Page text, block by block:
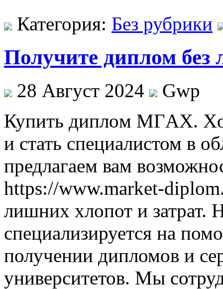
Категория: Без рубрики
Получите диплом
28 Август 2024
Gwp
Купить диплoм МГAX.
и стать специалистом в
предлагаем вам
https://www.market-
лишних хлопот и затрат.
специализируется на
получении дипломов и
университетов. Мы